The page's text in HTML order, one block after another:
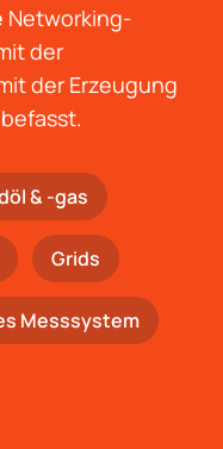
Networking-
der
der Erzeugung
& -gas
Grids
Messsystem